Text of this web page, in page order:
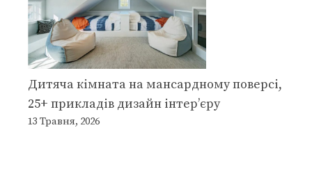
Дитяча кімната на мансардному поверсі,
25+ прикладів дизайн інтер’єру
13 Травня, 2026